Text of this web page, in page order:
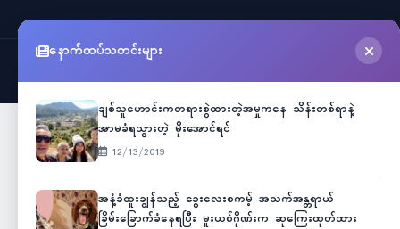
နောက်ထပ်သတင်းများ
ချစ်သူဟောင်းကတရားစွဲထားတဲ့အမှုကနေ သိန်းတစ်ရာနဲ့
အာမခံရသွားတဲ့ မိုးအောင်ရင်
12/13/2019
အနံ့ခံထူးချွန်သည့် ခွေးလေးစကမ့် အသက်အန္တရာယ်
ခြိမ်းခြောက်ခံနေရပြီး မူးယစ်ဂိုဏ်းက ဆုကြေးထုတ်ထား